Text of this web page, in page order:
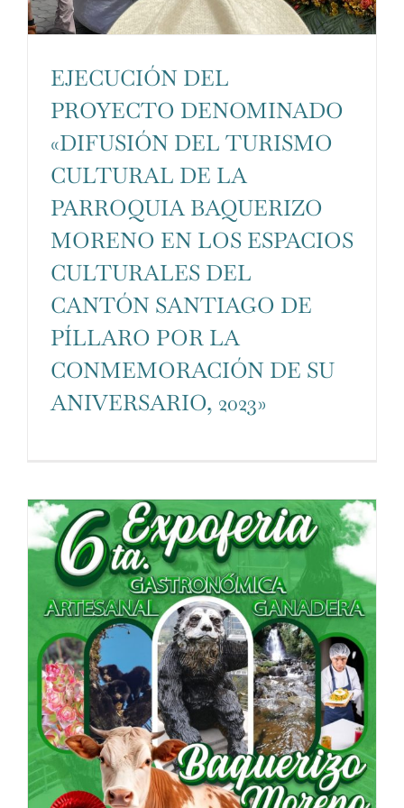
Seguridad
EJECUCIÓN DEL
PROYECTO DENOMINADO
«DIFUSIÓN DEL TURISMO
CULTURAL DE LA
PARROQUIA BAQUERIZO
MORENO EN LOS ESPACIOS
CULTURALES DEL
CANTÓN SANTIAGO DE
PÍLLARO POR LA
CONMEMORACIÓN DE SU
ANIVERSARIO, 2023»
opcionales.
necesarias
para que
funcione la
web.
Estadísticas
Para que
podamos
mejorar la
funcionalidad
y estructura
de la web, en
Experiencia
Para que
nuestra web
funcione lo
mejor posible
durante tu
visita. Si
rechaza estas
cookies,
algunas